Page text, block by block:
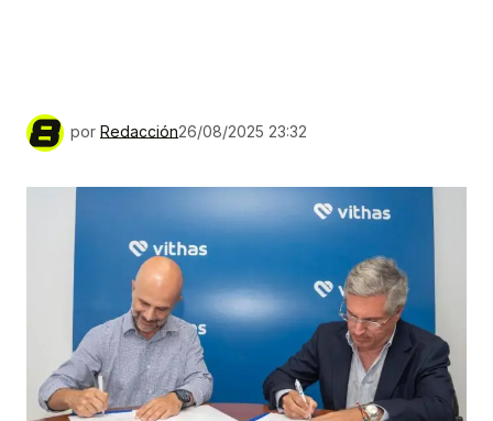
por Redacción26/08/2025 23:32